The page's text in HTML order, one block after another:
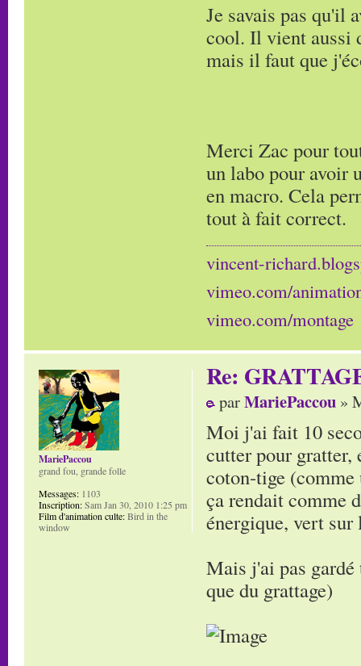
Je savais pas qu'il
cool. Il vient aussi
mais il faut que
Merci Zac pour
un labo pour avoir
en macro. Cela
tout à fait correct.
vincent-
vimeo.com/
vimeo.com/montage
Re:
parMariePaccou »
Moi j'ai fait 10
cutter pour gratter,
coton-tige
ça rendait comme
énergique, vert sur
Mais j'ai pas
que du grattage)
MariePaccou
grand fou, grande folle
Messages: 1103
Inscription:Sam Jan 30, 2010 1:25 pm
Film d'animation culte:Bird in the
window